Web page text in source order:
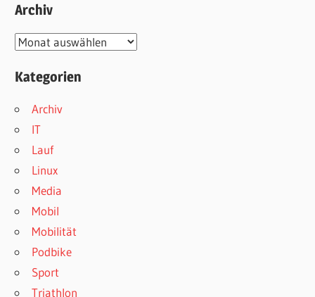
Archiv
Archiv
Kategorien
Archiv
IT
Lauf
Linux
Media
Mobil
Mobilität
Podbike
Sport
Triathlon